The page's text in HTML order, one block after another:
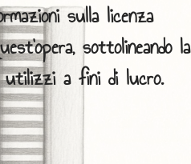
sulla licenza
sottolineando la
utilizzi a fini di lucro.